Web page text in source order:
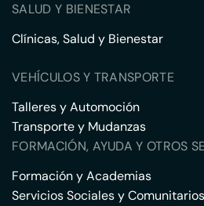
SALUD Y BIENESTAR
Clínicas, Salud y Bienestar
VEHÍCULOS Y TRANSPORTE
Talleres y Automoción
Transporte y Mudanzas
FORMACIÓN, AYUDA Y OTROS
Formación y Academias
Servicios Sociales y Comunitarios